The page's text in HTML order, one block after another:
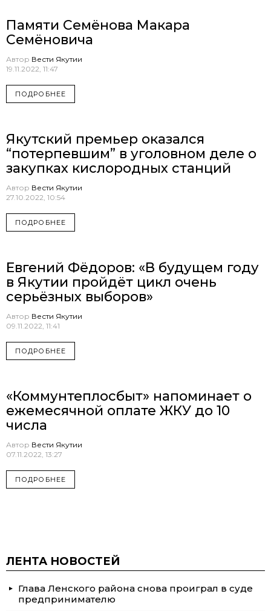
Памяти Семёнова Макара
Семёновича
Автор Вести Якутии
19.11.2022, 11:47
ПОДРОБНЕЕ
Якутский премьер оказался
“потерпевшим” в уголовном деле о
закупках кислородных станций
Автор Вести Якутии
27.10.2022, 10:54
ПОДРОБНЕЕ
Евгений Фёдоров: «В будущем году
в Якутии пройдёт цикл очень
серьёзных выборов»
Автор Вести Якутии
09.11.2022, 11:41
ПОДРОБНЕЕ
«Коммунтеплосбыт» напоминает о
ежемесячной оплате ЖКУ до 10
числа
Автор Вести Якутии
07.11.2022, 13:27
ПОДРОБНЕЕ
ЛЕНТА НОВОСТЕЙ
Глава Ленского района снова проиграл в суде
предпринимателю